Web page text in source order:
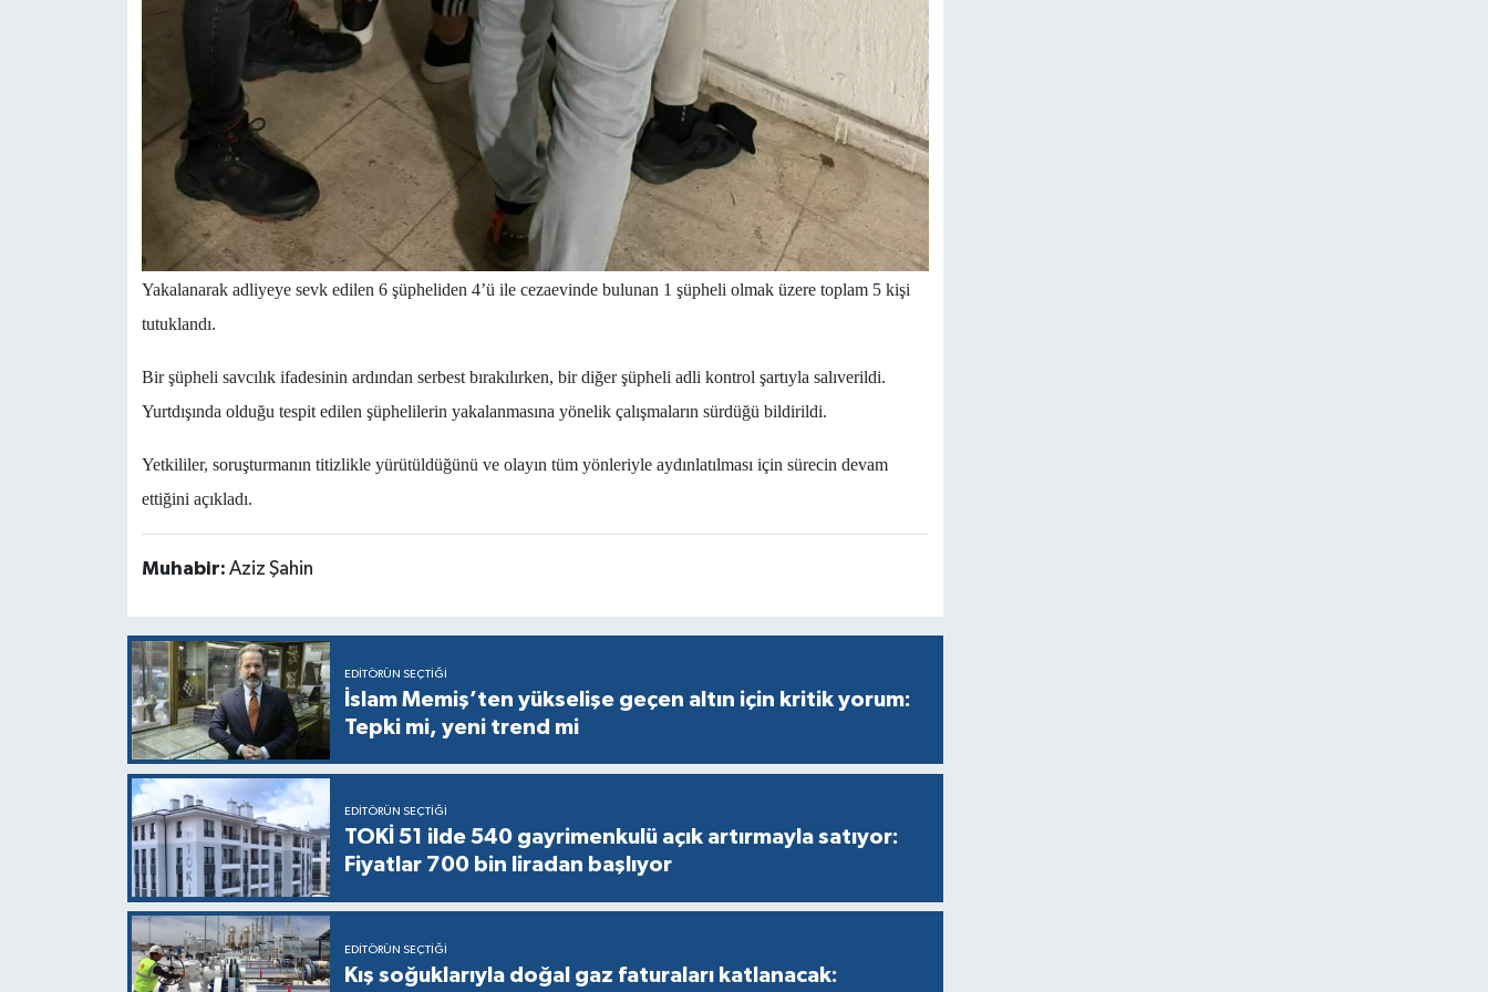
Yakalanarak adliyeye sevk edilen 6 şüpheliden 4’ü ile cezaevinde bulunan 1 şüpheli olmak üzere toplam 5 kişi
tutuklandı.
Bir şüpheli savcılık ifadesinin ardından serbest bırakılırken, bir diğer şüpheli adli kontrol şartıyla salıverildi.
Yurtdışında olduğu tespit edilen şüphelilerin yakalanmasına yönelik çalışmaların sürdüğü bildirildi.
Yetkililer, soruşturmanın titizlikle yürütüldüğünü ve olayın tüm yönleriyle aydınlatılması için sürecin devam
ettiğini açıkladı.
Muhabir: Aziz Şahin
EDITÖRÜN SEÇTIĞI
İslam Memiş’ten yükselişe geçen altın için kritik yorum:
Tepki mi, yeni trend mi
EDITÖRÜN SEÇTIĞI
TOKİ 51 ilde 540 gayrimenkulü açık artırmayla satıyor:
Fiyatlar 700 bin liradan başlıyor
EDITÖRÜN SEÇTIĞI
Kış soğuklarıyla doğal gaz faturaları katlanacak: